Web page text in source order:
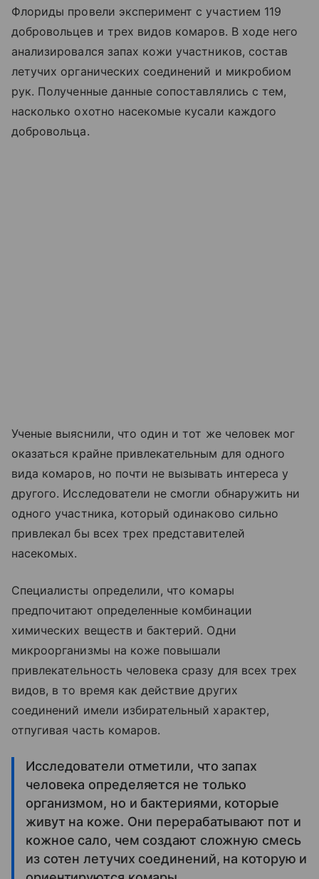
Флориды провели эксперимент с участием 119
добровольцев и трех видов комаров. В ходе него
анализировался запах кожи участников, состав
летучих органических соединений и микробиом
рук. Полученные данные сопоставлялись с тем,
насколько охотно насекомые кусали каждого
добровольца.
Ученые выяснили, что один и тот же человек мог
оказаться крайне привлекательным для одного
вида комаров, но почти не вызывать интереса у
другого. Исследователи не смогли обнаружить ни
одного участника, который одинаково сильно
привлекал бы всех трех представителей
насекомых.
Специалисты определили, что комары
предпочитают определенные комбинации
химических веществ и бактерий. Одни
микроорганизмы на коже повышали
привлекательность человека сразу для всех трех
видов, в то время как действие других
соединений имели избирательный характер,
отпугивая часть комаров.
Исследователи отметили, что запах
человека определяется не только
организмом, но и бактериями, которые
живут на коже. Они перерабатывают пот и
кожное сало, чем создают сложную смесь
из сотен летучих соединений, на которую и